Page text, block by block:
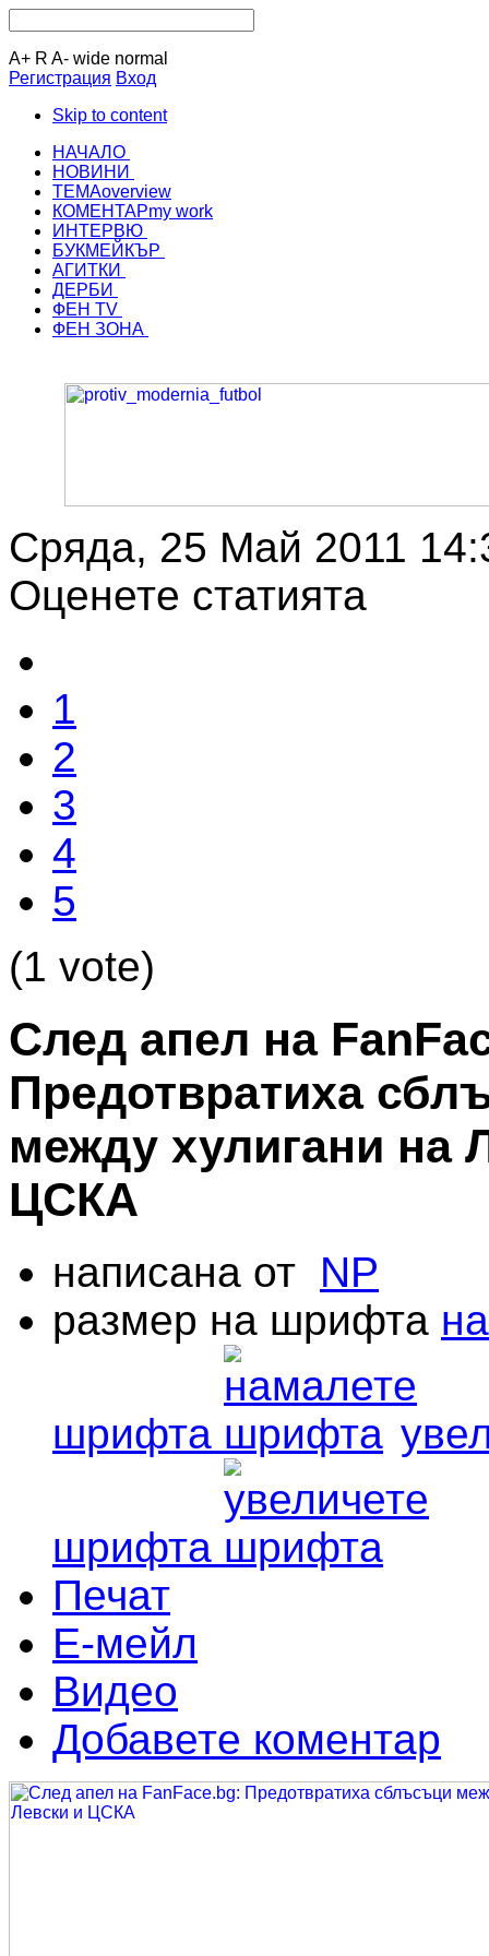
A+ R A- wide normal
Регистрация Вход
Skip to content
НАЧАЛО
НОВИНИ
ТЕМАoverview
КОМЕНТАРmy work
ИНТЕРВЮ
БУКМЕЙКЪР
АГИТКИ
ДЕРБИ
ФЕН TV
ФЕН ЗОНА
Сряда, 25 Май 2011
Оценете статията
1
2
3
4
5
(1 vote)
След апел на
Предотвратиха
между хулигани на
ЦСКА
написана от NP
размер на шрифта
шрифта
шрифта
Печат
Е-мейл
Видео
Добавете коментар